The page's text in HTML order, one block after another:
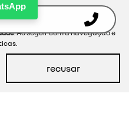
navegação, fazemos uso de
seus dados pessoais
. Ao seguir com a navegação e
recusar